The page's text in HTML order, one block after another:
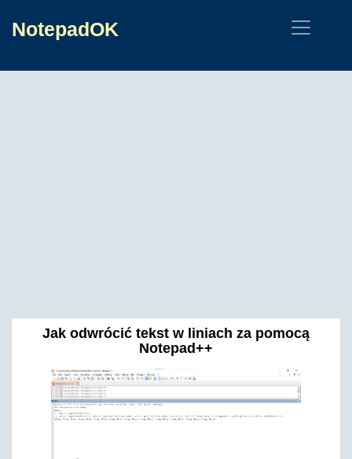
NotepadOK
Jak odwrócić tekst w liniach za pomocą
Notepad++